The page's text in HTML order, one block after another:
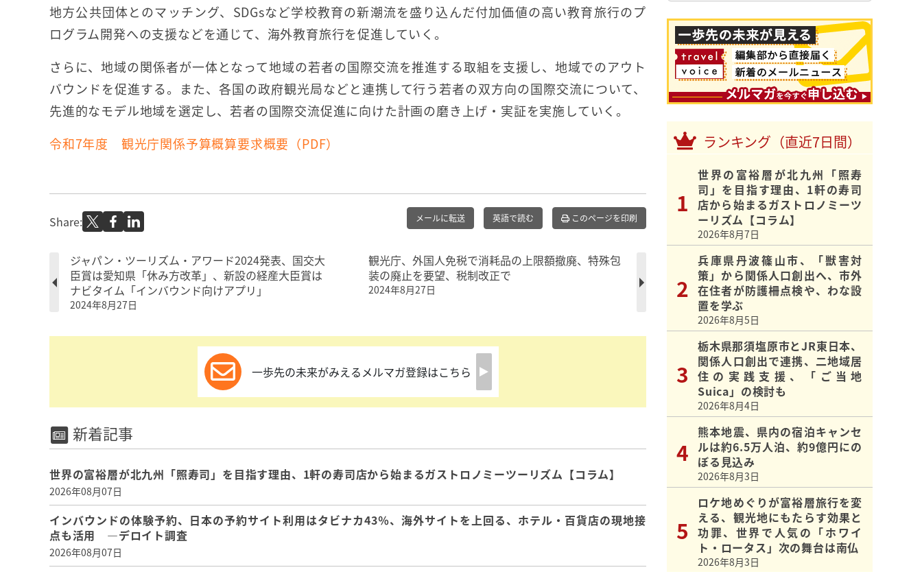
地方公共団体とのマッチング、SDGsなど学校教育の新潮流を盛り込んだ付加価値の高い教育旅行のプ
ログラム開発への支援などを通じて、海外教育旅行を促進していく。
さらに、地域の関係者が一体となって地域の若者の国際交流を推進する取組を支援し、地域でのアウト
バウンドを促進する。また、各国の政府観光局などと連携して行う若者の双方向の国際交流について、
先進的なモデル地域を選定し、若者の国際交流促進に向けた計画の磨き上げ・実証を実施していく。
令和7年度 観光庁関係予算概算要求概要（PDF）
Share: メールに転送 英語で読む このページを印刷
ジャパン・ツーリズム・アワード2024発表、国交大
臣賞は愛知県「休み方改革」、新設の経産大臣賞は
ナビタイム「インバウンド向けアプリ」
2024年8月27日
観光庁、外国人免税で消耗品の上限額撤廃、特殊包
装の廃止を要望、税制改正で
2024年8月27日
一歩先の未来がみえるメルマガ登録はこちら
新着記事
世界の富裕層が北九州「照寿司」を目指す理由、1軒の寿司店から始まるガストロノミーツーリズム【コラム】
2026年08月07日
インバウンドの体験予約、日本の予約サイト利用はタビナカ43％、海外サイトを上回る、ホテル・百貨店の現地接
点も活用 ―デロイト調査
2026年08月07日
ランキング（直近7日間）
世界の富裕層が北九州「照寿
司」を目指す理由、1軒の寿司
店から始まるガストロノミーツ
ーリズム【コラム】
2026年8月7日
兵庫県丹波篠山市、「獣害対
策」から関係人口創出へ、市外
在住者が防護柵点検や、わな設
置を学ぶ
2026年8月5日
栃木県那須塩原市とJR東日本、
関係人口創出で連携、二地域居
住の実践支援、「ご当地
Suica」の検討も
2026年8月4日
熊本地震、県内の宿泊キャンセ
ルは約6.5万人泊、約9億円にの
ぼる見込み
2026年8月3日
ロケ地めぐりが富裕層旅行を変
える、観光地にもたらす効果と
功罪、世界で人気の「ホワイ
ト・ロータス」次の舞台は南仏
2026年8月3日